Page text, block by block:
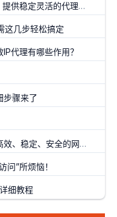
稳定灵活的代理服务
这几步轻松搞定
代理有哪些作用？
步骤来了
稳定、安全的网络！
问”所烦恼！
细教程